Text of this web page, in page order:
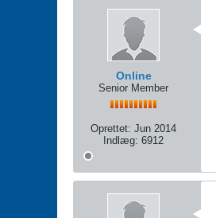
Online
Senior Member
Oprettet: Jun 2014
Indlæg: 6912